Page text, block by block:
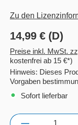
Zu den
14,99 € (D)
Preise inkl. MwSt.
kostenfrei ab 15 €*)
Hinweis: Dieses
Vorgaben
Sofort lieferbar
Anzahl